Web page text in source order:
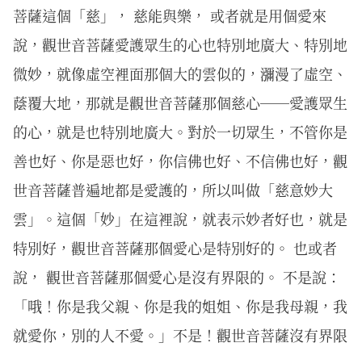
菩薩這個「慈」， 慈能與樂， 或者就是用個愛來
說，觀世音菩薩愛護眾生的心也特別地廣大、特別地
微妙，就像虛空裡面那個大的雲似的，瀰漫了虛空、
蔭覆大地，那就是觀世音菩薩那個慈心──愛護眾生
的心，就是也特別地廣大。對於一切眾生，不管你是
善也好、你是惡也好，你信佛也好、不信佛也好，觀
世音菩薩普遍地都是愛護的，所以叫做「慈意妙大
雲」。這個「妙」在這裡說，就表示妙者好也，就是
特別好，觀世音菩薩那個愛心是特別好的。 也或者
說， 觀世音菩薩那個愛心是沒有界限的。 不是說：
「哦！你是我父親、你是我的姐姐、你是我母親，我
就愛你，別的人不愛。」不是！觀世音菩薩沒有界限